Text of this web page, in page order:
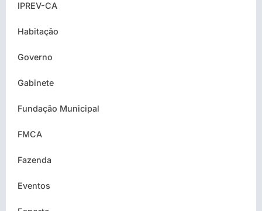
IPREV-CA
Habitação
Governo
Gabinete
Fundação Municipal
FMCA
Fazenda
Eventos